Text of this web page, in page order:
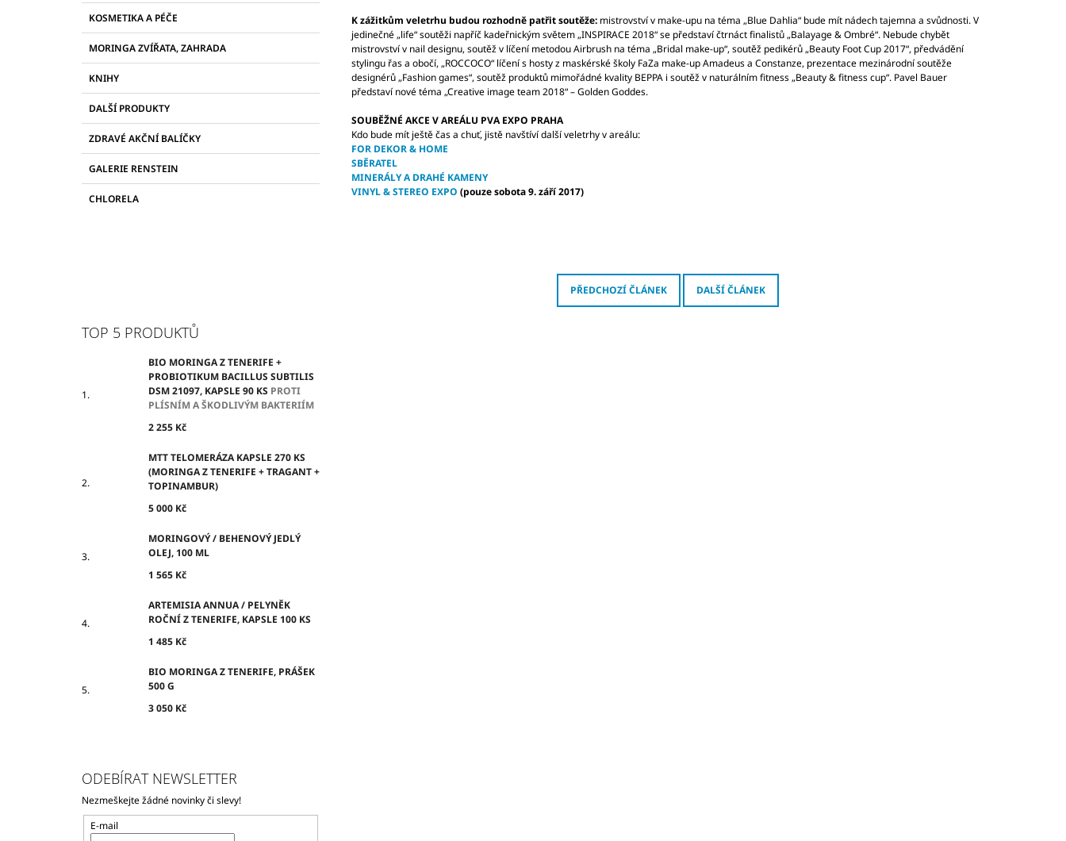
KOSMETIKA A PÉČE
MORINGA ZVÍŘATA, ZAHRADA
KNIHY
DALŠÍ PRODUKTY
ZDRAVÉ AKČNÍ BALÍČKY
GALERIE RENSTEIN
CHLORELA
TOP 5 PRODUKTŮ
BIO MORINGA Z TENERIFE +
PROBIOTIKUM BACILLUS SUBTILIS
DSM 21097, KAPSLE 90 KS PROTI
PLÍSNÍM A ŠKODLIVÝM BAKTERIÍM
2 255 Kč
MTT TELOMERÁZA KAPSLE 270 KS
(MORINGA Z TENERIFE + TRAGANT +
TOPINAMBUR)
5 000 Kč
MORINGOVÝ / BEHENOVÝ JEDLÝ
OLEJ, 100 ML
1 565 Kč
ARTEMISIA ANNUA / PELYNĚK
ROČNÍ Z TENERIFE, KAPSLE 100 KS
1 485 Kč
BIO MORINGA Z TENERIFE, PRÁŠEK
500 G
3 050 Kč
ODEBÍRAT NEWSLETTER
Nezmeškejte žádné novinky či slevy!
E-mail
K zážitkům veletrhu budou rozhodně patřit soutěže: mistrovství v make-upu na téma „Blue Dahlia“ bude mít nádech tajemna a svůdnosti. V
jedinečné „life“ soutěži napříč kadeřnickým světem „INSPIRACE 2018“ se představí čtrnáct finalistů „Balayage & Ombré“. Nebude chybět
mistrovství v nail designu, soutěž v líčení metodou Airbrush na téma „Bridal make-up“, soutěž pedikérů „Beauty Foot Cup 2017“, předvádění
stylingu řas a obočí, „ROCCOCO“ líčení s hosty z maskérské školy FaZa make-up Amadeus a Constanze, prezentace mezinárodní soutěže
designérů „Fashion games“, soutěž produktů mimořádné kvality BEPPA i soutěž v naturálním fitness „Beauty & fitness cup“. Pavel Bauer
představí nové téma „Creative image team 2018“ – Golden Goddes.
SOUBĚŽNÉ AKCE V AREÁLU PVA EXPO PRAHA
Kdo bude mít ještě čas a chuť, jistě navštíví další veletrhy v areálu:
FOR DEKOR & HOME
SBĚRATEL
MINERÁLY A DRAHÉ KAMENY
VINYL & STEREO EXPO (pouze sobota 9. září 2017)
PŘEDCHOZÍ ČLÁNEK DALŠÍ ČLÁNEK